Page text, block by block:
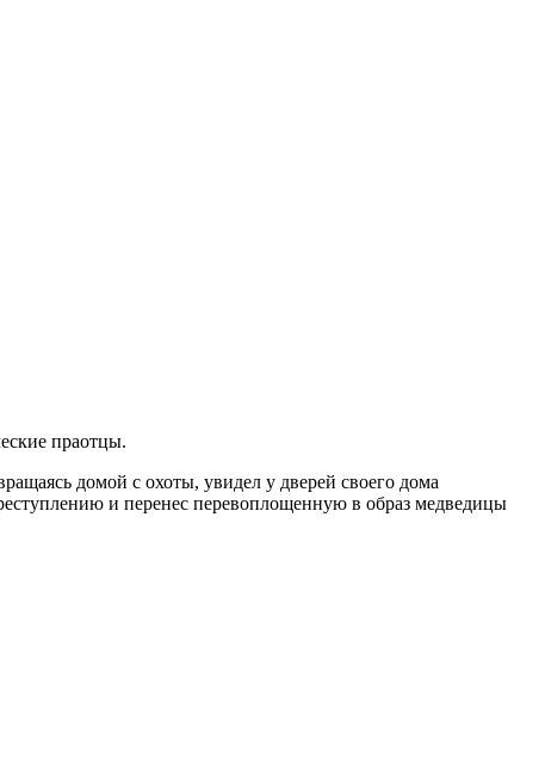
праотцы.
домой с охоты, увидел у дверей своего дома
и перенес перевоплощенную в образ медведицы